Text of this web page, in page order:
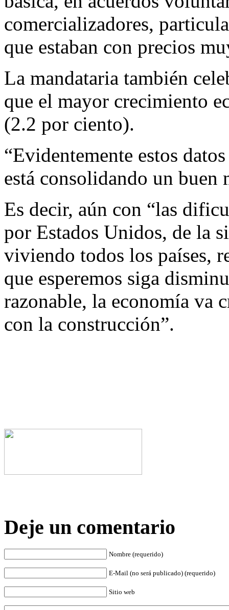
comercializadores,
que estaban con precios
La mandataria también
que el mayor crecimiento
(2.2 por ciento).
“Evidentemente estos
está consolidando un buen
Es decir, aún con “las
por Estados Unidos, de la
viviendo todos los países,
que esperemos siga
razonable, la economía va
con la construcción”.
Deje un comentario
Nombre (requerido)
E-Mail (no será publicado) (requerido)
Sitio web